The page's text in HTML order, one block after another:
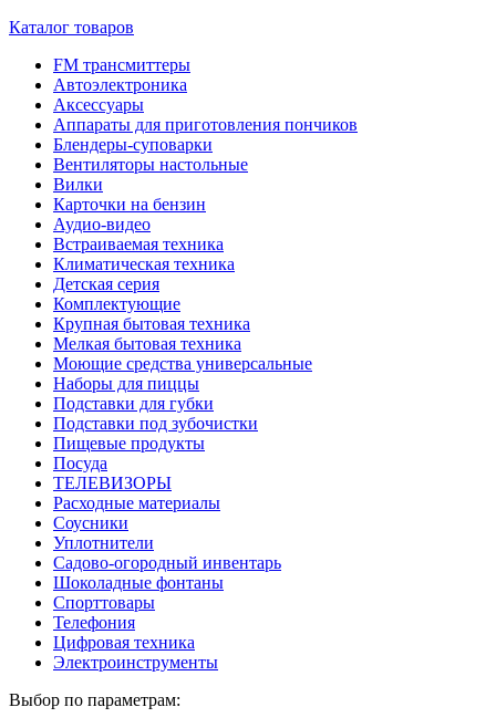
Каталог товаров
FM трансмиттеры
Автоэлектроника
Аксессуары
Аппараты для приготовления пончиков
Блендеры-суповарки
Вентиляторы настольные
Вилки
Карточки на бензин
Аудио-видео
Встраиваемая техника
Климатическая техника
Детская серия
Комплектующие
Крупная бытовая техника
Мелкая бытовая техника
Моющие средства универсальные
Наборы для пиццы
Подставки для губки
Подставки под зубочистки
Пищевые продукты
Посуда
ТЕЛЕВИЗОРЫ
Расходные материалы
Соусники
Уплотнители
Садово-огородный инвентарь
Шоколадные фонтаны
Спорттовары
Телефония
Цифровая техника
Электроинструменты
Выбор по параметрам: